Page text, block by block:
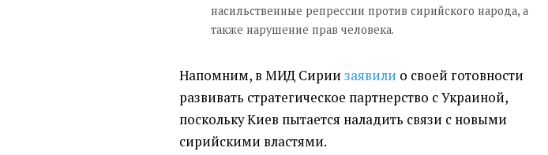
насильственные репрессии против сирийского народа, а
также нарушение прав человека.
Напомним, в МИД Сириизаявили о своей готовности
развивать стратегическое партнерство с Украиной,
поскольку Киев пытается наладить связи с новыми
сирийскими властями.